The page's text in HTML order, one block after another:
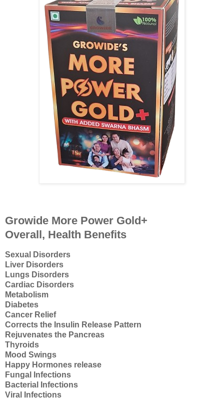
Growide More Power Gold+
Overall, Health Benefits
Sexual Disorders
Liver Disorders
Lungs Disorders
Cardiac Disorders
Metabolism
Diabetes
Cancer Relief
Corrects the Insulin Release Pattern
Rejuvenates the Pancreas
Thyroids
Mood Swings
Happy Hormones release
Fungal Infections
Bacterial Infections
Viral Infections